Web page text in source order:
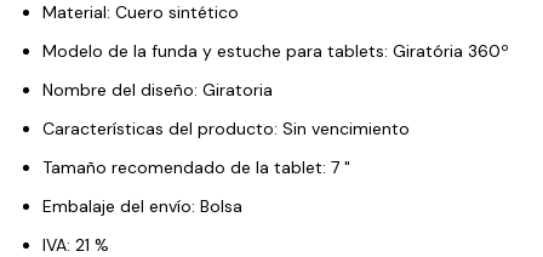
Material: Cuero sintético
Modelo de la funda y estuche para tablets: Giratória 360º
Nombre del diseño: Giratoria
Características del producto: Sin vencimiento
Tamaño recomendado de la tablet: 7 "
Embalaje del envío: Bolsa
IVA: 21 %